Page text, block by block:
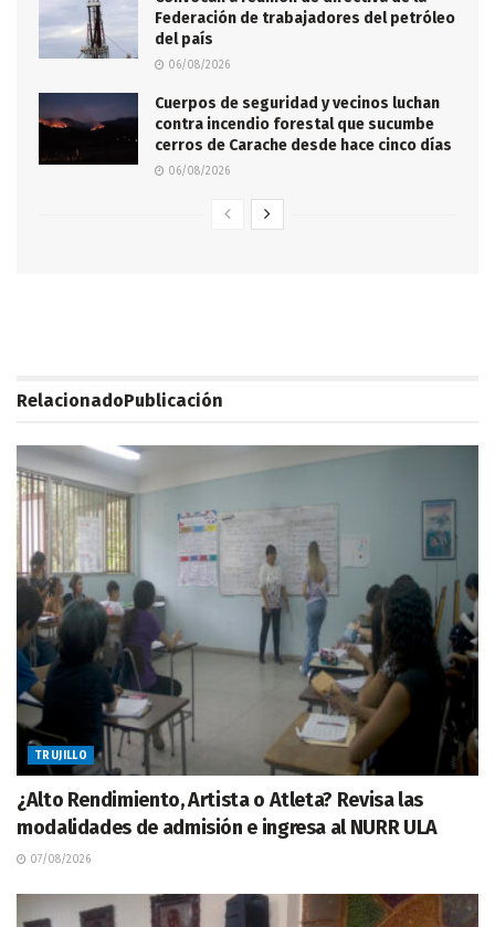
Federación de trabajadores del petróleo
del país
06/08/2026
Cuerpos de seguridad y vecinos luchan
contra incendio forestal que sucumbe
cerros de Carache desde hace cinco días
06/08/2026
RelacionadoPublicación
TRUJILLO
¿Alto Rendimiento, Artista o Atleta? Revisa las
modalidades de admisión e ingresa al NURR ULA
07/08/2026